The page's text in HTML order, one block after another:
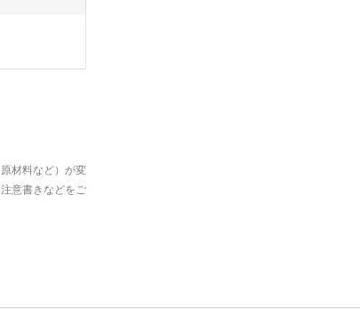
材料など）が変
意書きなどをご